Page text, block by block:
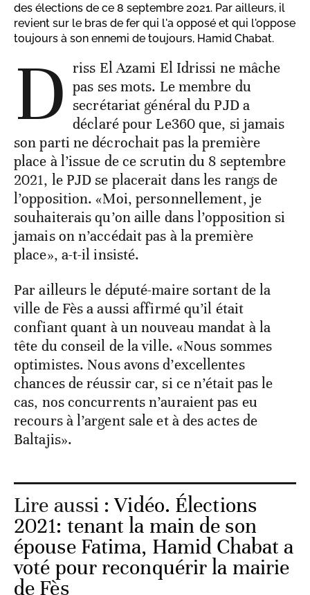
des élections de ce 8 septembre 2021. Par ailleurs, il
revient sur le bras de fer qui l'a opposé et qui l'oppose
toujours à son ennemi de toujours, Hamid Chabat.
D riss El Azami El Idrissi ne mâche
pas ses mots. Le membre du
secrétariat général du PJD a
déclaré pour Le360 que, si jamais
son parti ne décrochait pas la première
place à l’issue de ce scrutin du 8 septembre
2021, le PJD se placerait dans les rangs de
l’opposition. «Moi, personnellement, je
souhaiterais qu’on aille dans l’opposition si
jamais on n’accédait pas à la première
place», a-t-il insisté.
Par ailleurs le député-maire sortant de la
ville de Fès a aussi affirmé qu’il était
confiant quant à un nouveau mandat à la
tête du conseil de la ville. «Nous sommes
optimistes. Nous avons d’excellentes
chances de réussir car, si ce n’était pas le
cas, nos concurrents n’auraient pas eu
recours à l’argent sale et à des actes de
Baltajis».
Lire aussi :Vidéo. Élections
2021: tenant la main de son
épouse Fatima, Hamid Chabat a
voté pour reconquérir la mairie
de Fès